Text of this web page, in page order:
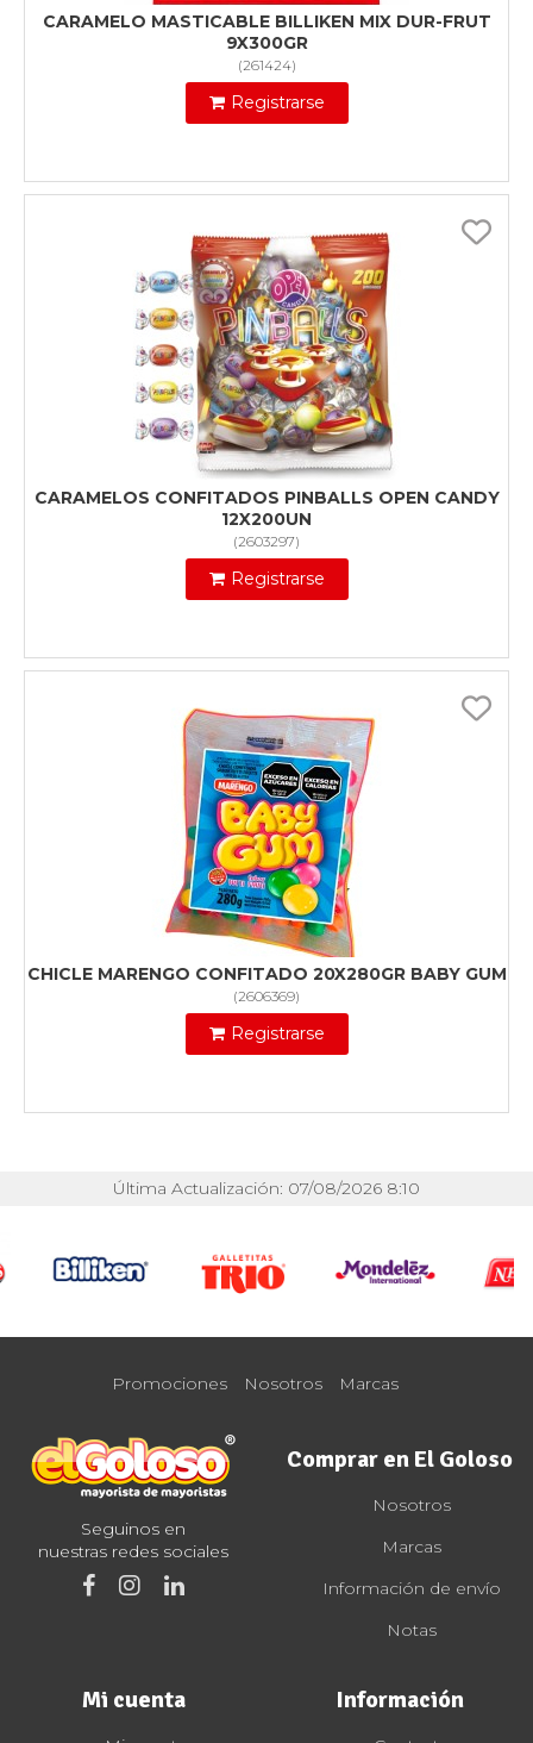
CARAMELO MASTICABLE BILLIKEN MIX DUR-FRUT
9X300GR
(261424)
Registrarse
CARAMELOS CONFITADOS PINBALLS OPEN CANDY
12X200UN
(2603297)
Registrarse
CHICLE MARENGO CONFITADO 20X280GR BABY GUM
(2606369)
Registrarse
Última Actualización: 07/08/2026 8:10
Promociones Nosotros Marcas
Seguinos en
nuestras redes sociales
Comprar en El Goloso
Nosotros
Marcas
Información de envío
Notas
Mi cuenta Información